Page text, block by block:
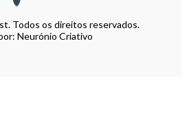
Todos os direitos reservados.
Neurónio Criativo